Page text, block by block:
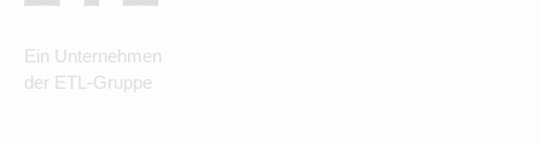
Ein Unternehmen
der ETL-Gruppe